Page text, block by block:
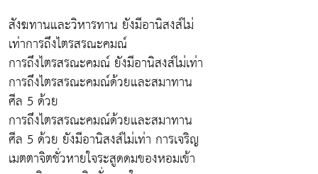
สังฆทานและวิหารทาน ยังมีอานิสงส์ไม่
เท่าการถึงไตรสรณะคมณ์
การถึงไตรสรณะคมณ์ ยังมีอานิสงส์ไม่เท่า
การถึงไตรสรณะคมณ์ด้วยและสมาทาน
ศีล 5 ด้วย
การถึงไตรสรณะคมณ์ด้วยและสมาทาน
ศีล 5 ด้วย ยังมีอานิสงส์ไม่เท่า การเจริญ
เมตตาจิตชั่วหายใจระสูดดมของหอมเข้า